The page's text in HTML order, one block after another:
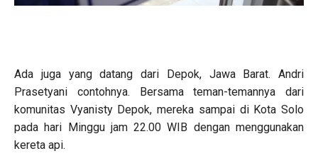
Ada juga yang datang dari Depok, Jawa Barat. Andri
Prasetyani contohnya. Bersama teman-temannya dari
komunitas Vyanisty Depok, mereka sampai di Kota Solo
pada hari Minggu jam 22.00 WIB dengan menggunakan
kereta api.